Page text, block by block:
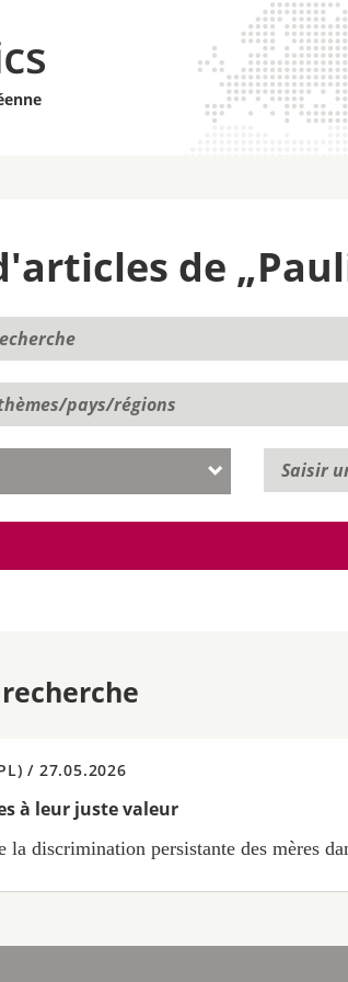
de
/ 27.05.2026
à leur juste valeur
la discrimination persistante des mères